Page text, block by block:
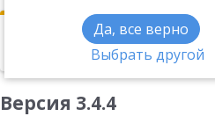
Да, все верно
Выбрать другой
Эта новость находится в
Версия 3.4.4